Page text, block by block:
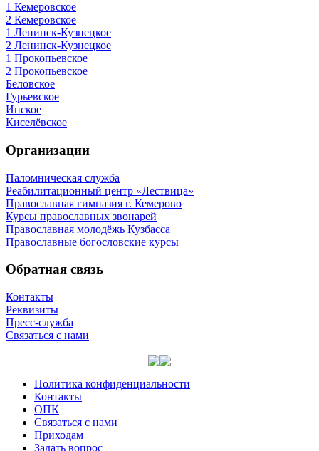
1 Кемеровское
2 Кемеровское
1 Ленинск-Кузнецкое
2 Ленинск-Кузнецкое
1 Прокопьевское
2 Прокопьевское
Беловское
Гурьевское
Инское
Киселёвское
Организации
Паломническая служба
Реабилитационный центр «Лествица»
Православная гимназия г. Кемерово
Курсы православных звонарей
Православная молодёжь Кузбасса
Православные богословские курсы
Обратная связь
Контакты
Реквизиты
Пресс-служба
Связаться с нами
Политика конфиденциальности
Контакты
ОПК
Связаться с нами
Приходам
Задать вопрос